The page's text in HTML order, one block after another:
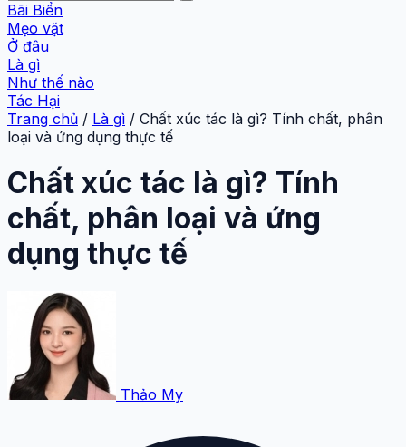
Bãi Biển
Mẹo vặt
Ở đâu
Là gì
Như thế nào
Tác Hại
Trang chủ / Là gì / Chất xúc tác là gì? Tính chất, phân
loại và ứng dụng thực tế
Chất xúc tác là gì? Tính
chất, phân loại và ứng
dụng thực tế
Thảo My